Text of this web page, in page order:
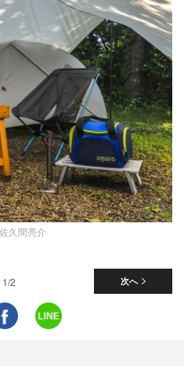
久間亮介
次へ
1/2